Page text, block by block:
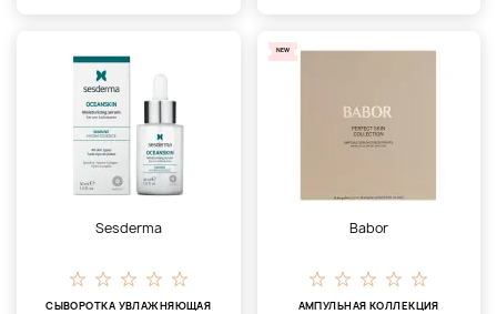
Sesderma
СЫВОРОТКА УВЛАЖНЯЮЩАЯ
NEW
Babor
АМПУЛЬНАЯ КОЛЛЕКЦИЯ